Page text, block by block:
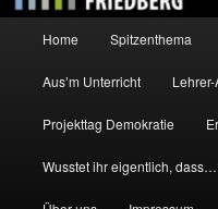
Home Spitzenthema
Aus’m Unterricht
Projekttag Demokratie
Wusstet ihr eigentlich,